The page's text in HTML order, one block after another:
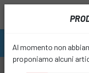
Al momento non
proponiamo alcuni